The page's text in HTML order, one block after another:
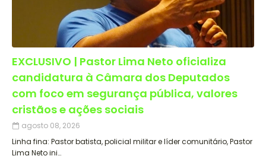
EXCLUSIVO | Pastor Lima Neto oficializa
candidatura à Câmara dos Deputados
com foco em segurança pública, valores
cristãos e ações sociais
agosto 08, 2026
Linha fina: Pastor batista, policial militar e líder comunitário, Pastor
Lima Neto ini…